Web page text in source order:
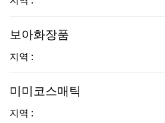
보아화장품
지역 :
미미코스매틱
지역 :